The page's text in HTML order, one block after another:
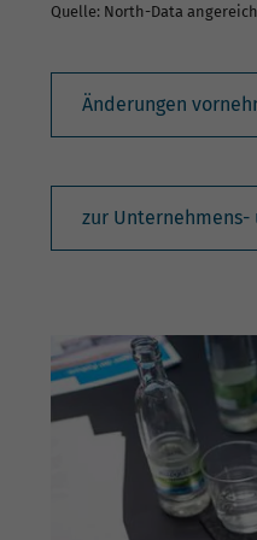
Quelle: North-Data
Änderungen
zur